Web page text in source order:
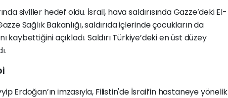
siviller hedef oldu. İsrail, hava saldırısında Gazze’deki El-
Sağlık Bakanlığı, saldırıda içlerinde çocukların da
kaybettiğini açıkladı. Saldırı Türkiye’deki en üst düzey
Erdoğan’ın imzasıyla, Filistin'de İsrail’in hastaneye yönelik